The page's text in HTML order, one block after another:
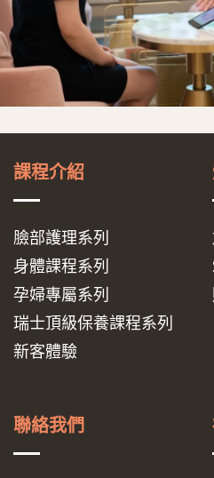
課程介紹
臉部護理系列
身體課程系列
孕婦專屬系列
瑞士頂級保養課程系列
新客體驗
聯絡我們